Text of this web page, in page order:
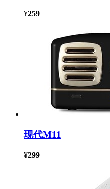
¥259
现代M11
¥299